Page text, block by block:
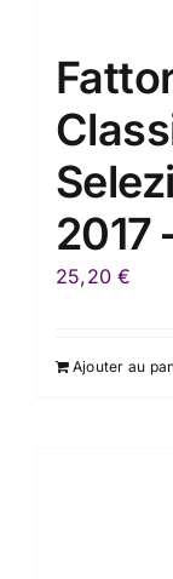
2017
25,20€
Ajouter au